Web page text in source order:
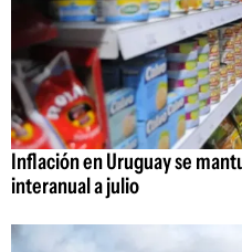
Inflación en Uruguay se
interanual a julio